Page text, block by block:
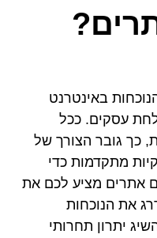
באינטרנט
עסקים. ככל
כך גובר הצורך של
מתקדמות כדי
אתרים מציע לכם את
את הנוכחות
יתרון תחרותי